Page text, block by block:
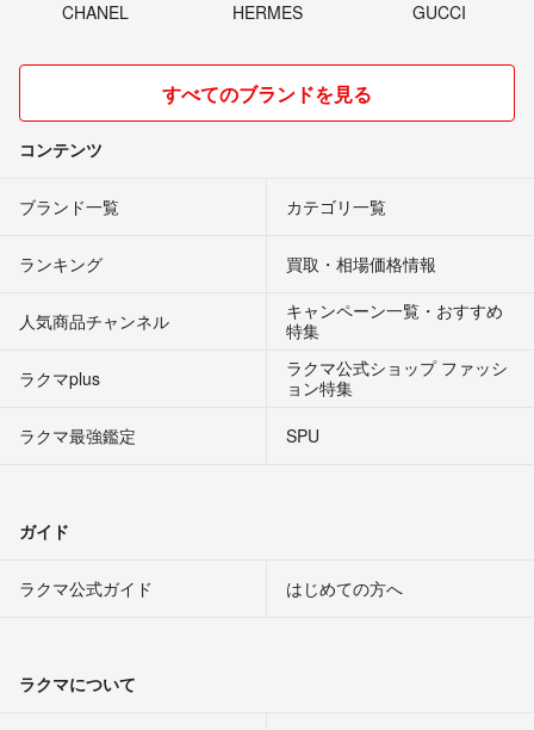
CHANEL HERMES GUCCI
すべてのブランドを見る
コンテンツ
ブランド一覧 カテゴリ一覧
ランキング 買取・相場価格情報
人気商品チャンネル
キャンペーン一覧・おすすめ
特集
ラクマplus
ラクマ公式ショップ ファッシ
ョン特集
ラクマ最強鑑定
SPU
ガイド
ラクマ公式ガイド はじめての方へ
ラクマについて